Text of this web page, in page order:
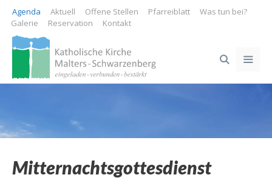
Springe
zum
Inhalt
Agenda Aktuell Offene Stellen Pfarreiblatt
Was tun bei?
Galerie
Reservation Kontakt
Mitternachtsgottesdienst